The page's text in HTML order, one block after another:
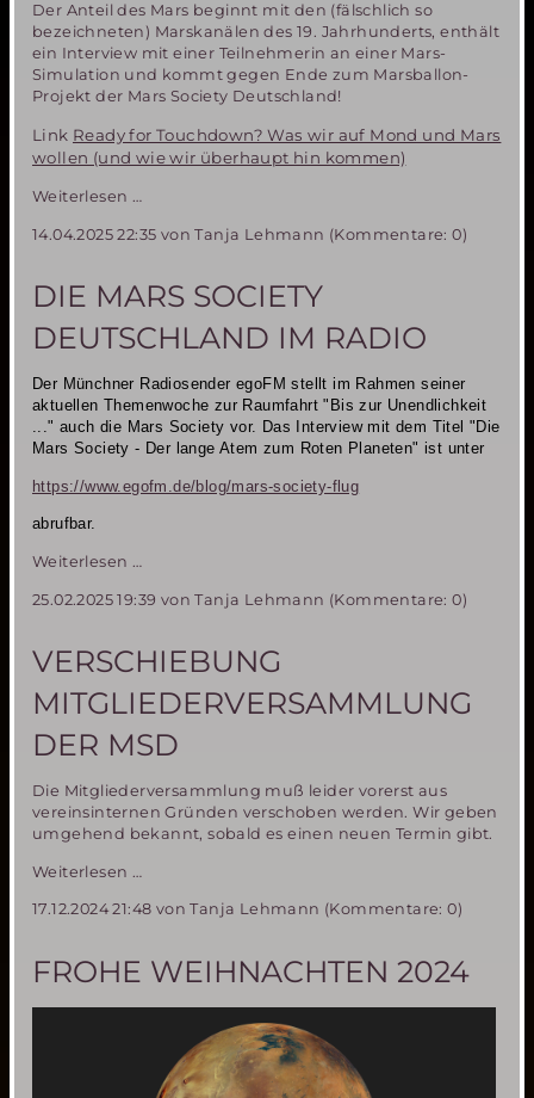
Der Anteil des Mars beginnt mit den (fälschlich so
bezeichneten) Marskanälen des 19. Jahrhunderts, enthält
ein Interview mit einer Teilnehmerin an einer Mars-
Simulation und kommt gegen Ende zum Marsballon-
Projekt der Mars Society Deutschland!
Link Ready for Touchdown? Was wir auf Mond und Mars
wollen (und wie wir überhaupt hin kommen)
Weiterlesen …
Projekt
Society
Deutschland
in
ARD-
Mediathek
14.04.2025 22:35 von Tanja Lehmann (Kommentare: 0)
DIE MARS SOCIETY
DEUTSCHLAND IM RADIO
Der Münchner Radiosender egoFM stellt im Rahmen seiner
aktuellen Themenwoche zur Raumfahrt "Bis zur Unendlichkeit
..." auch die Mars Society vor. Das Interview mit dem Titel "Die
Mars Society - Der lange Atem zum Roten Planeten" ist unter
https://www.egofm.de/blog/mars-society-flug
abrufbar.
Weiterlesen …
Society
im
Radio
25.02.2025 19:39 von Tanja Lehmann (Kommentare: 0)
VERSCHIEBUNG
MITGLIEDERVERSAMMLUNG
DER MSD
Die Mitgliederversammlung muß leider vorerst aus
vereinsinternen Gründen verschoben werden. Wir geben
umgehend bekannt, sobald es einen neuen Termin gibt.
Weiterlesen …
der
17.12.2024 21:48 von Tanja Lehmann (Kommentare: 0)
FROHE WEIHNACHTEN 2024